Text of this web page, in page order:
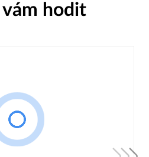
vám hodit